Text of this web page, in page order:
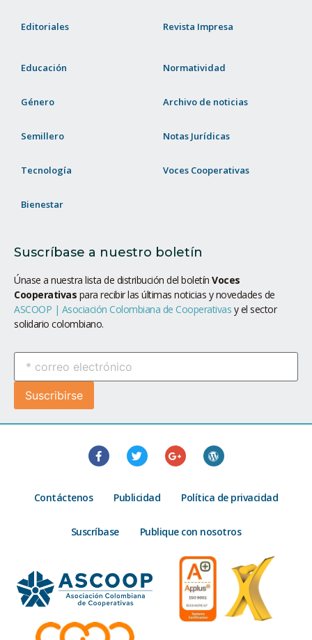
Editoriales Revista Impresa
Educación
Género
Semillero
Tecnología
Bienestar
Normatividad
Archivo de noticias
Notas Jurídicas
Voces Cooperativas
Suscríbase a nuestro boletín
Únase a nuestra lista de distribución del boletín Voces
Cooperativas para recibir las últimas noticias y novedades de
ASCOOP | Asociación Colombiana de Cooperativas y el sector
solidario colombiano.
Contáctenos Publicidad Política de privacidad
Suscríbase Publique con nosotros